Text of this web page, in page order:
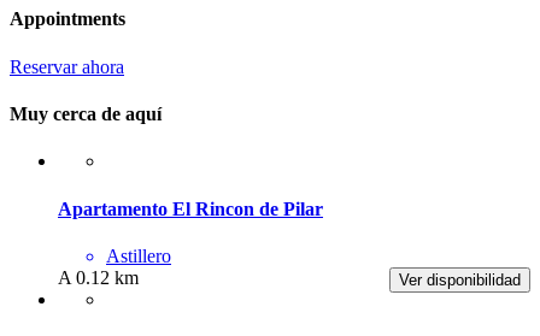
Appointments
Reservar ahora
Muy cerca de aquí
Apartamento El Rincon de Pilar
Astillero
Ver disponibilidad
A 0.12 km